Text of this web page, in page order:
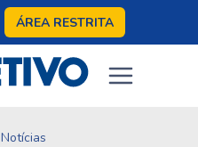
ÁREA RESTRITA
Notícias